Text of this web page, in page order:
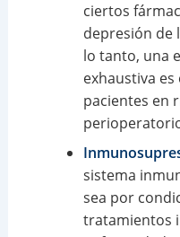
ciertos
depresión de
lo tanto, una
exhaustiva
pacientes en
sistema
sea por
tratamientos